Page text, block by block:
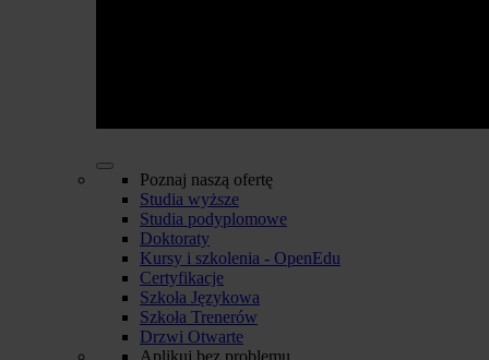
Poznaj naszą ofertę
Studia wyższe
Studia podyplomowe
Doktoraty
Kursy i szkolenia - OpenEdu
Certyfikacje
Szkoła Językowa
Szkoła Trenerów
Drzwi Otwarte